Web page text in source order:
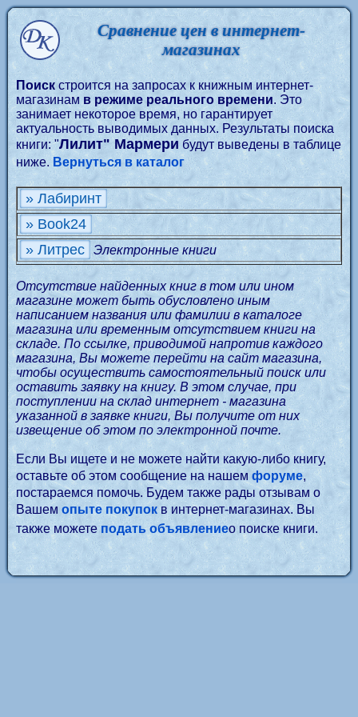
Сравнение цен в интернет-
магазинах
Поиск строится на запросах к книжным интернет-
магазинам в режиме реального времени. Это
занимает некоторое время, но гарантирует
актуальность выводимых данных. Результаты поиска
книги: "Лилит" Мармери будут выведены в таблице
ниже. Вернуться в каталог
» Лабиринт
» Book24
» Литрес
Электронные книги
Отсутствие найденных книг в том или ином
магазине может быть обусловлено иным
написанием названия или фамилии в каталоге
магазина или временным отсутствием книги на
складе. По ссылке, приводимой напротив каждого
магазина, Вы можете перейти на сайт магазина,
чтобы осуществить самостоятельный поиск или
оставить заявку на книгу. В этом случае, при
поступлении на склад интернет - магазина
указанной в заявке книги, Вы получите от них
извещение об этом по электронной почте.
Если Вы ищете и не можете найти какую-либо книгу,
оставьте об этом сообщение на нашем форуме,
постараемся помочь. Будем также рады отзывам о
Вашем опыте покупок в интернет-магазинах. Вы
также можетеподать объявлениео поиске книги.